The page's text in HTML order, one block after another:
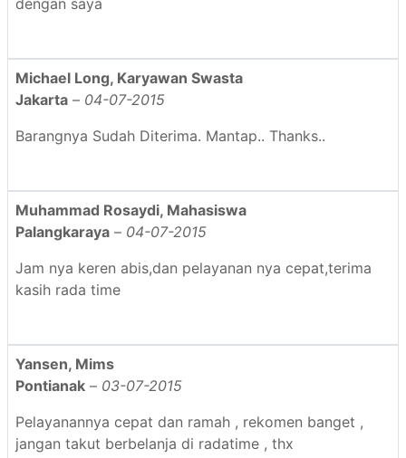
dengan saya
Michael Long, Karyawan Swasta
Jakarta – 04-07-2015
Barangnya Sudah Diterima. Mantap.. Thanks..
Muhammad Rosaydi, Mahasiswa
Palangkaraya – 04-07-2015
Jam nya keren abis,dan pelayanan nya cepat,terima
kasih rada time
Yansen, Mims
Pontianak – 03-07-2015
Pelayanannya cepat dan ramah , rekomen banget ,
jangan takut berbelanja di radatime , thx